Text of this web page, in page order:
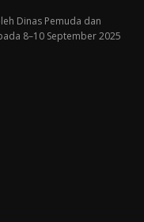
Dinas Pemuda dan
8–10 September 2025